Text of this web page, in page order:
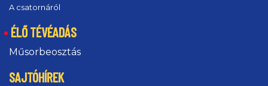
A csatornáról
ÉLŐ TÉVÉADÁS
Műsorbeosztás
SAJTÓHÍREK